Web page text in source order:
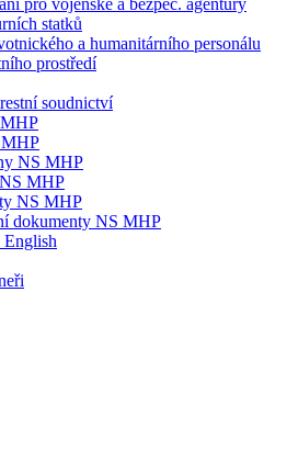
pro vojenské a bezpeč. agentury
statků
a humanitárního personálu
prostředí
soudnictví
NS MHP
MHP
NS MHP
dokumenty NS MHP
English